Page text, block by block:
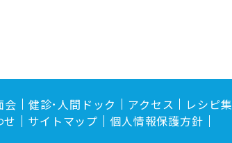
会 健診･人間ドック アクセス
レシピ集
せ サイトマップ 個人情報保護方針